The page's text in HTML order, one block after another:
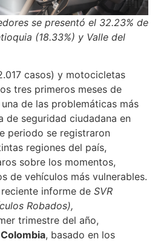
se presentó el 32.23% de
(18.33%) y Valle del
casos) y motocicletas
tres primeros meses de
de las problemáticas más
de seguridad ciudadana en
periodo se registraron
regiones del país,
sobre los momentos,
de vehículos más vulnerables.
informe de SVR
Robados),
trimestre del año,
, basado en los